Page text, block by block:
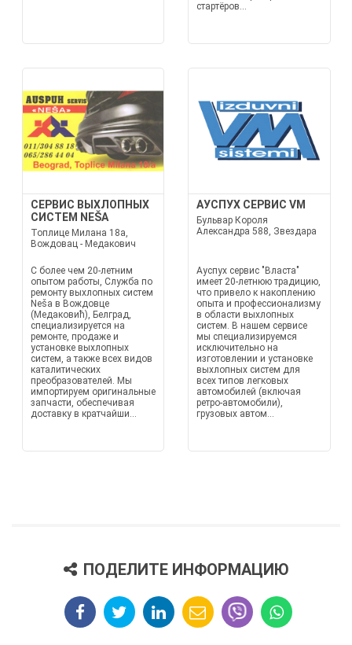
стартёров...
СЕРВИС ВЫХЛОПНЫХ
СИСТЕМ NEŠA
Топлице Милана 18а,
Вождовац - Медакович
С более чем 20-летним
опытом работы, Служба по
ремонту выхлопных систем
Neša в Вождовце
(Медаковић), Белград,
специализируется на
ремонте, продаже и
установке выхлопных
систем, а также всех видов
каталитических
преобразователей. Мы
импортируем оригинальные
запчасти, обеспечивая
доставку в кратчайши...
АУСПУХ СЕРВИС VM
Бульвар Короля
Александра 588, Звездара
Ауспух сервис "Власта"
имеет 20-летнюю традицию,
что привело к накоплению
опыта и профессионализму
в области выхлопных
систем. В нашем сервисе
мы специализируемся
исключительно на
изготовлении и установке
выхлопных систем для
всех типов легковых
автомобилей (включая
ретро-автомобили),
грузовых автом...
ПОДЕЛИТЕ ИНФОРМАЦИЮ